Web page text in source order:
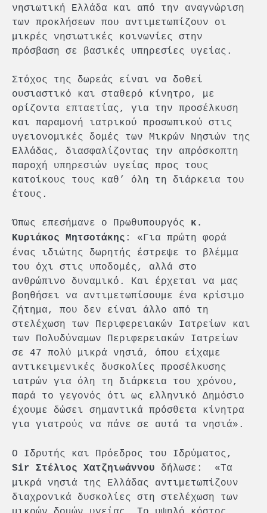
νησιωτική Ελλάδα και από την αναγνώριση
των προκλήσεων που αντιμετωπίζουν οι
μικρές νησιωτικές κοινωνίες στην
πρόσβαση σε βασικές υπηρεσίες υγείας.
Στόχος της δωρεάς είναι να δοθεί
ουσιαστικό και σταθερό κίνητρο, με
ορίζοντα επταετίας, για την προσέλκυση
και παραμονή ιατρικού προσωπικού στις
υγειονομικές δομές των Μικρών Νησιών της
Ελλάδας, διασφαλίζοντας την απρόσκοπτη
παροχή υπηρεσιών υγείας προς τους
κατοίκους τους καθ’ όλη τη διάρκεια του
έτους.
Όπως επεσήμανε ο Πρωθυπουργός κ.
Κυριάκος Μητσοτάκης : «Για πρώτη φορά
ένας ιδιώτης δωρητής έστρεψε το βλέμμα
του όχι στις υποδομές, αλλά στο
ανθρώπινο δυναμικό. Και έρχεται να μας
βοηθήσει να αντιμετωπίσουμε ένα κρίσιμο
ζήτημα, που δεν είναι άλλο από τη
στελέχωση των Περιφερειακών Ιατρείων και
των Πολυδύναμων Περιφερειακών Ιατρείων
σε 47 πολύ μικρά νησιά, όπου είχαμε
αντικειμενικές δυσκολίες προσέλκυσης
ιατρών για όλη τη διάρκεια του χρόνου,
παρά το γεγονός ότι ως ελληνικό Δημόσιο
έχουμε δώσει σημαντικά πρόσθετα κίνητρα
για γιατρούς να πάνε σε αυτά τα νησιά».
Ο Ιδρυτής και Πρόεδρος του Ιδρύματος,
Sir Στέλιος Χατζηιωάννου δήλωσε: «Τα
μικρά νησιά της Ελλάδας αντιμετωπίζουν
διαχρονικά δυσκολίες στη στελέχωση των